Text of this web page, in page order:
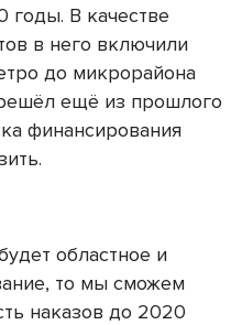
годы. В качестве
в него включили
до микрорайона
ещё из прошлого
финансирования
областное и
то мы сможем
наказов до 2020